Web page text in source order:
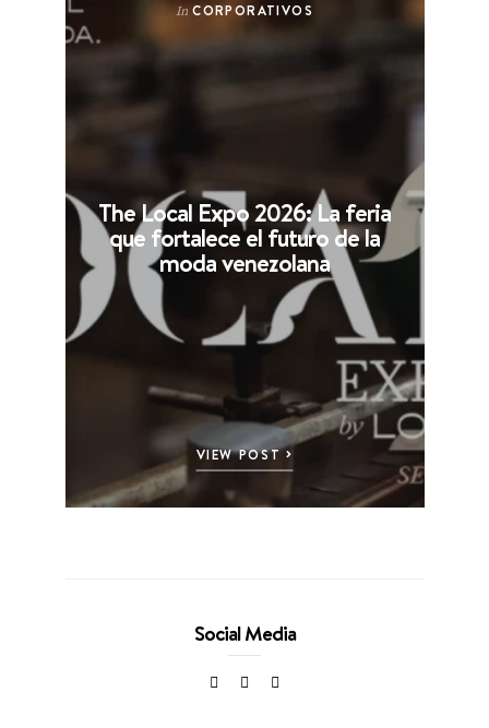
In CORPORATIVOS
The Local Expo 2026: La feria
que fortalece el futuro de la
moda venezolana
VIEW POST
Social Media